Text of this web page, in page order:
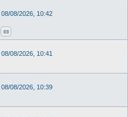
08/08/2026, 10:42
88
08/08/2026, 10:41
08/08/2026, 10:39